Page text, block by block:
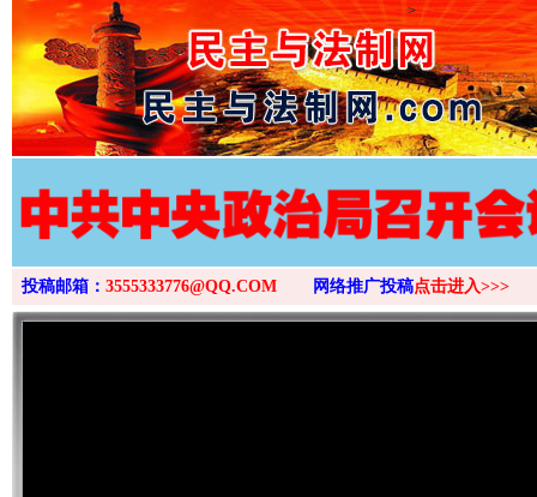
>
投稿邮箱： 3555333776@QQ.COM 网络推广投稿点击进入>>>